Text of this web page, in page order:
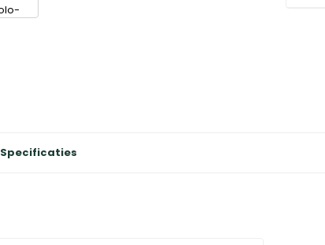
Specificaties